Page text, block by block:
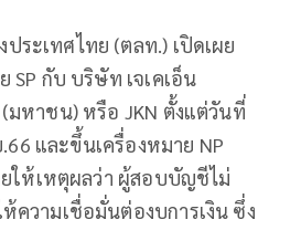
ระเทศไทย (ตลท.) เปิดเผย
SP กับ บริษัท เจเคเอ็น
มหาชน) หรือ JKN ตั้งแต่วันที่
และขึ้นเครื่องหมาย NP
ให้เหตุผลว่า ผู้สอบบัญชีไม่
ความเชื่อมั่นต่องบการเงิน ซึ่ง